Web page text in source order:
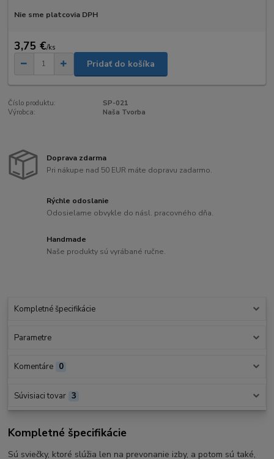
Nie sme platcovia DPH
3,75 €/ks
Pridať do košíka
Číslo produktu:
SP-021
Výrobca:
Naša Tvorba
Doprava zdarma
Pri nákupe nad 50 EUR máte dopravu zadarmo.
Rýchle odoslanie
Odosielame obvykle do násl. pracovného dňa.
Handmade
Naše produkty sú vyrábané ručne.
Kompletné špecifikácie
Parametre
Komentáre 0
Súvisiaci tovar 3
Kompletné špecifikácie
Sú sviečky, ktoré slúžia len na prevonanie izby, a potom sú také,